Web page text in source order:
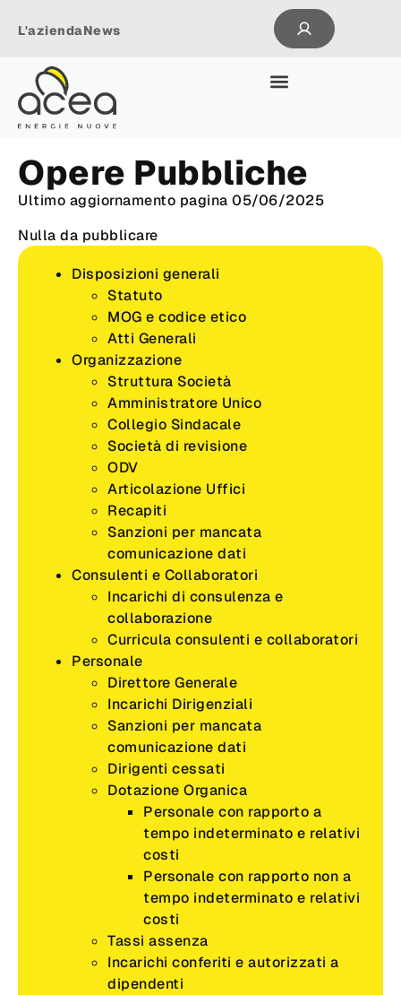
L'aziendaNews
Disposizioni generali
Statuto
MOG e codice etico
Atti Generali
Organizzazione
Struttura Società
Amministratore Unico
Collegio Sindacale
Società di revisione
ODV
Articolazione Uffici
Recapiti
Sanzioni per mancata
comunicazione dati
Consulenti e Collaboratori
Incarichi di consulenza e
collaborazione
Curricula consulenti e collaboratori
Personale
Direttore Generale
Incarichi Dirigenziali
Sanzioni per mancata
comunicazione dati
Dirigenti cessati
Dotazione Organica
Personale con rapporto a
tempo indeterminato e relativi
costi
Personale con rapporto non a
tempo indeterminato e relativi
costi
Tassi assenza
Incarichi conferiti e autorizzati a
dipendenti
Opere Pubbliche
Ultimo aggiornamento pagina 05/06/2025
Nulla da pubblicare